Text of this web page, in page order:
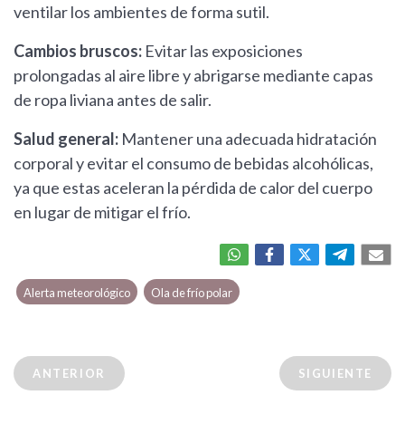
ventilar los ambientes de forma sutil.
Cambios bruscos: Evitar las exposiciones
prolongadas al aire libre y abrigarse mediante capas
de ropa liviana antes de salir.
Salud general: Mantener una adecuada hidratación
corporal y evitar el consumo de bebidas alcohólicas,
ya que estas aceleran la pérdida de calor del cuerpo
en lugar de mitigar el frío.
Alerta meteorológico Ola de frío polar
ANTERIOR SIGUIENTE